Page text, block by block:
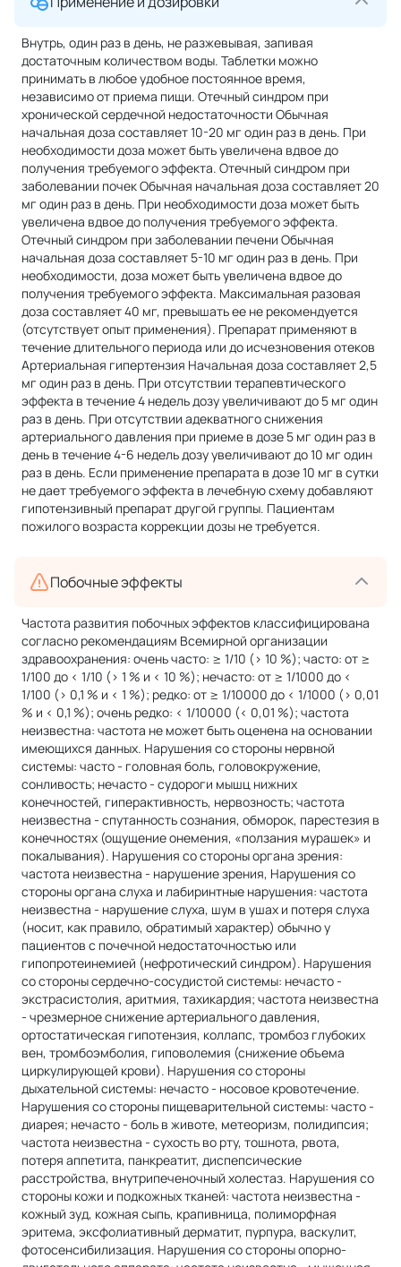
Внутрь, один раз в день, не разжевывая, запивая
достаточным количеством воды. Таблетки можно
принимать в любое удобное постоянное время,
независимо от приема пищи. Отечный синдром при
хронической сердечной недостаточности Обычная
начальная доза составляет 10-20 мг один раз в день. При
необходимости доза может быть увеличена вдвое до
получения требуемого эффекта. Отечный синдром при
заболевании почек Обычная начальная доза составляет 20
мг один раз в день. При необходимости доза может быть
увеличена вдвое до получения требуемого эффекта.
Отечный синдром при заболевании печени Обычная
начальная доза составляет 5-10 мг один раз в день. При
необходимости, доза может быть увеличена вдвое до
получения требуемого эффекта. Максимальная разовая
доза составляет 40 мг, превышать ее не рекомендуется
(отсутствует опыт применения). Препарат применяют в
течение длительного периода или до исчезновения отеков
Артериальная гипертензия Начальная доза составляет 2,5
мг один раз в день. При отсутствии терапевтического
эффекта в течение 4 недель дозу увеличивают до 5 мг один
раз в день. При отсутствии адекватного снижения
артериального давления при приеме в дозе 5 мг один раз в
день в течение 4-6 недель дозу увеличивают до 10 мг один
раз в день. Если применение препарата в дозе 10 мг в сутки
не дает требуемого эффекта в лечебную схему добавляют
гипотензивный препарат другой группы. Пациентам
пожилого возраста коррекции дозы не требуется.
Побочные эффекты
Частота развития побочных эффектов классифицирована
согласно рекомендациям Всемирной организации
здравоохранения: очень часто: ≥ 1/10 (> 10 %); часто: от ≥
1/100 до < 1/10 (> 1 % и < 10 %); нечасто: от ≥ 1/1000 до <
1/100 (> 0,1 % и < 1 %); редко: от ≥ 1/10000 до < 1/1000 (> 0,01
% и < 0,1 %); очень редко: < 1/10000 (< 0,01 %); частота
неизвестна: частота не может быть оценена на основании
имеющихся данных. Нарушения со стороны нервной
системы: часто - головная боль, головокружение,
сонливость; нечасто - судороги мышц нижних
конечностей, гиперактивность, нервозность; частота
неизвестна - спутанность сознания, обморок, парестезия в
конечностях (ощущение онемения, «ползания мурашек» и
покалывания). Нарушения со стороны органа зрения:
частота неизвестна - нарушение зрения, Нарушения со
стороны органа слуха и лабиринтные нарушения: частота
неизвестна - нарушение слуха, шум в ушах и потеря слуха
(носит, как правило, обратимый характер) обычно у
пациентов с почечной недостаточностью или
гипопротеинемией (нефротический синдром). Нарушения
со стороны сердечно-сосудистой системы: нечасто -
экстрасистолия, аритмия, тахикардия; частота неизвестна
- чрезмерное снижение артериального давления,
ортостатическая гипотензия, коллапс, тромбоз глубоких
вен, тромбоэмболия, гиповолемия (снижение объема
циркулирующей крови). Нарушения со стороны
дыхательной системы: нечасто - носовое кровотечение.
Нарушения со стороны пищеварительной системы: часто -
диарея; нечасто - боль в животе, метеоризм, полидипсия;
частота неизвестна - сухость во рту, тошнота, рвота,
потеря аппетита, панкреатит, диспепсические
расстройства, внутрипеченочный холестаз. Нарушения со
стороны кожи и подкожных тканей: частота неизвестна -
кожный зуд, кожная сыпь, крапивница, полиморфная
эритема, эксфолиативный дерматит, пурпура, васкулит,
фотосенсибилизация. Нарушения со стороны опорно-